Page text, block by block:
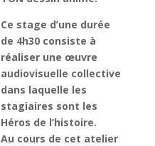
Ce stage d’une durée
de 4h30 consiste à
réaliser une œuvre
audiovisuelle collective
dans laquelle les
stagiaires sont les
Héros de l’histoire.
Au cours de cet atelier